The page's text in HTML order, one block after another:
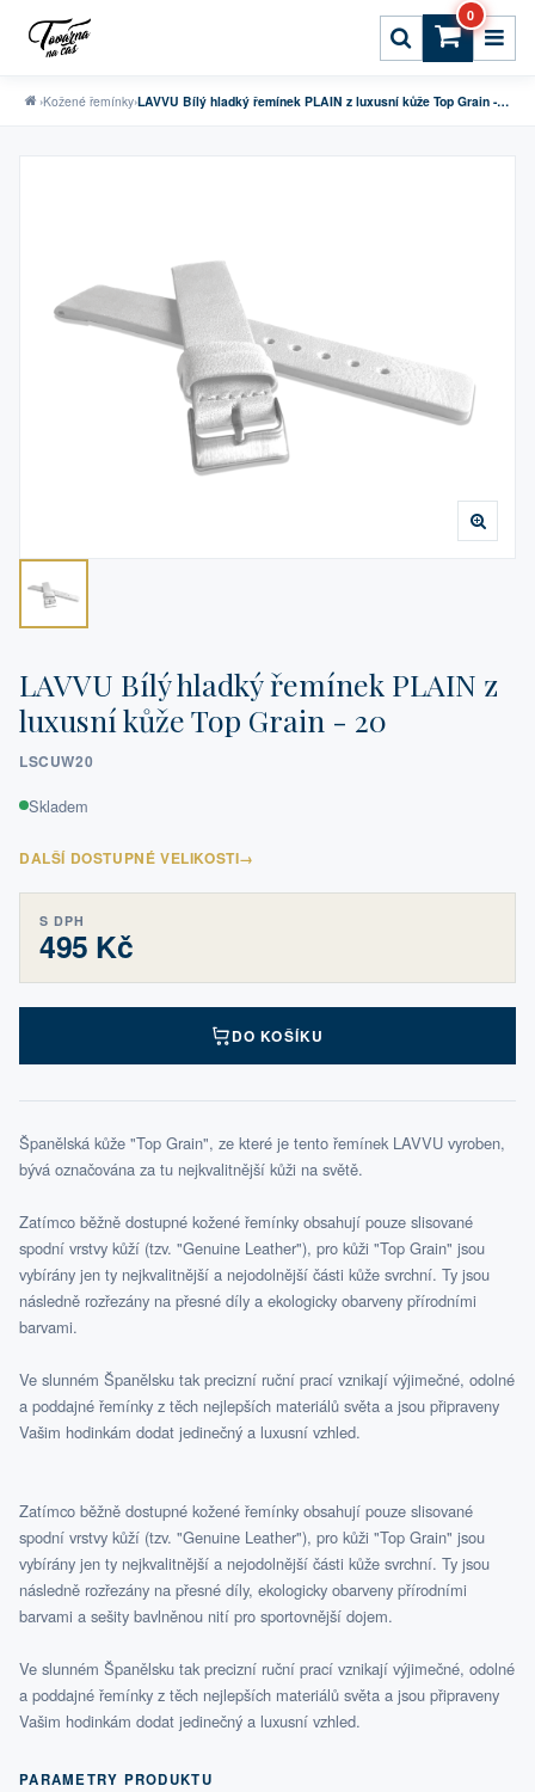
0
›Kožené řemínky› LAVVU Bílý hladký řemínek PLAIN z luxusní kůže Top Grain - 20
LAVVU Bílý hladký řemínek PLAIN z
luxusní kůže Top Grain - 20
LSCUW20
Skladem
DALŠÍ DOSTUPNÉ VELIKOSTI→
S DPH
495 Kč
DO KOŠÍKU
Španělská kůže "Top Grain", ze které je tento řemínek LAVVU vyroben,
bývá označována za tu nejkvalitnější kůži na světě.
Zatímco běžně dostupné kožené řemínky obsahují pouze slisované
spodní vrstvy kůží (tzv. "Genuine Leather"), pro kůži "Top Grain" jsou
vybírány jen ty nejkvalitnější a nejodolnější části kůže svrchní. Ty jsou
následně rozřezány na přesné díly a ekologicky obarveny přírodními
barvami.
Ve slunném Španělsku tak precizní ruční prací vznikají výjimečné, odolné
a poddajné řemínky z těch nejlepších materiálů světa a jsou připraveny
Vašim hodinkám dodat jedinečný a luxusní vzhled.
Zatímco běžně dostupné kožené řemínky obsahují pouze slisované
spodní vrstvy kůží (tzv. "Genuine Leather"), pro kůži "Top Grain" jsou
vybírány jen ty nejkvalitnější a nejodolnější části kůže svrchní. Ty jsou
následně rozřezány na přesné díly, ekologicky obarveny přírodními
barvami a sešity bavlněnou nití pro sportovnější dojem.
Ve slunném Španělsku tak precizní ruční prací vznikají výjimečné, odolné
a poddajné řemínky z těch nejlepších materiálů světa a jsou připraveny
Vašim hodinkám dodat jedinečný a luxusní vzhled.
PARAMETRY PRODUKTU